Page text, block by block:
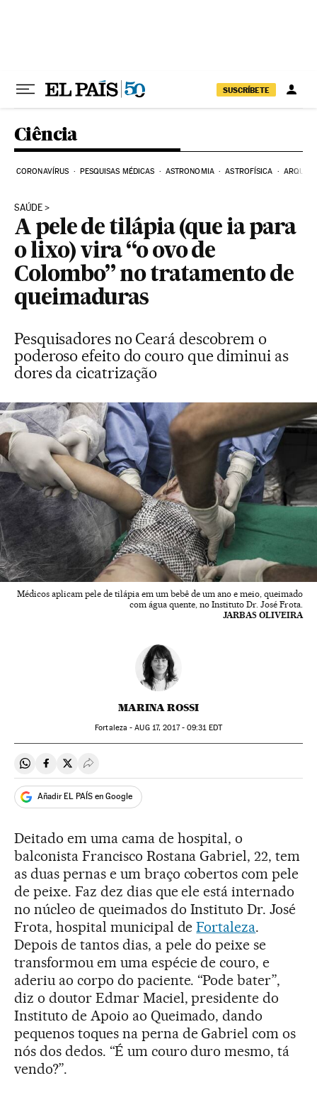
SUSCRÍBETE
Ciência
CORONAVÍRUS PESQUISAS MÉDICAS ASTRONOMIA ASTROFÍSICA
SAÚDE
A pele de tilápia (que ia para
o lixo) vira “o ovo de
Colombo” no tratamento de
queimaduras
Pesquisadores no Ceará descobrem o
poderoso efeito do couro que diminui as
dores da cicatrização
Médicos aplicam pele de tilápia em um bebê de um ano e meio, queimado
com água quente, no Instituto Dr. José Frota.
JARBAS OLIVEIRA
MARINA ROSSI
Fortaleza -AUG17, 2017 - 09:31EDT
Compartir en Whatsapp
Compartir en Facebook
Compartir en Twitter
Desplegar Redes Sociales
Añadir EL PAÍS en Google
Deitado em uma cama de hospital, o
balconista Francisco Rostana Gabriel, 22, tem
as duas pernas e um braço cobertos com pele
de peixe. Faz dez dias que ele está internado
no núcleo de queimados do Instituto Dr. José
Frota, hospital municipal deFortaleza.
Depois de tantos dias, a pele do peixe se
transformou em uma espécie de couro, e
aderiu ao corpo do paciente. “Pode bater”,
diz o doutor Edmar Maciel, presidente do
Instituto de Apoio ao Queimado, dando
pequenos toques na perna de Gabriel com os
nós dos dedos. “É um couro duro mesmo, tá
vendo?”.